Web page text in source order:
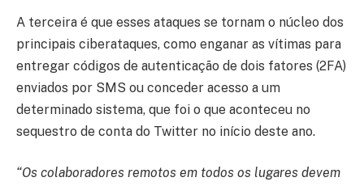
A terceira é que esses ataques se tornam o núcleo dos
principais ciberataques, como enganar as vítimas para
entregar códigos de autenticação de dois fatores (2FA)
enviados por SMS ou conceder acesso a um
determinado sistema, que foi o que aconteceu no
sequestro de conta do Twitter no início deste ano.
“Os colaboradores remotos em todos os lugares devem